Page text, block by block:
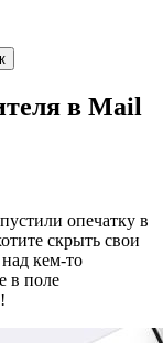
в Mail
опечатку в
скрыть свои
кем-то
в поле